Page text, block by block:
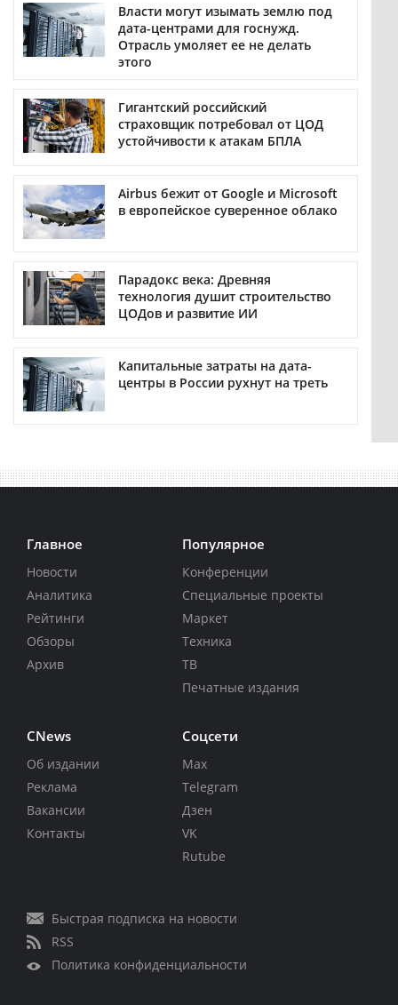
Власти могут изымать землю под
дата-центрами для госнужд.
Отрасль умоляет ее не делать
этого
Гигантский российский
страховщик потребовал от ЦОД
устойчивости к атакам БПЛА
Airbus бежит от Google и Microsoft
в европейское суверенное облако
Парадокс века: Древняя
технология душит строительство
ЦОДов и развитие ИИ
Капитальные затраты на дата-
центры в России рухнут на треть
Главное
Новости
Аналитика
Рейтинги
Обзоры
Архив
Популярное
Конференции
Специальные проекты
Маркет
Техника
ТВ
Печатные издания
CNews
Об издании
Реклама
Вакансии
Контакты
Соцсети
Max
Telegram
Дзен
VK
Rutube
Быстрая подписка на новости
RSS
Политика конфиденциальности